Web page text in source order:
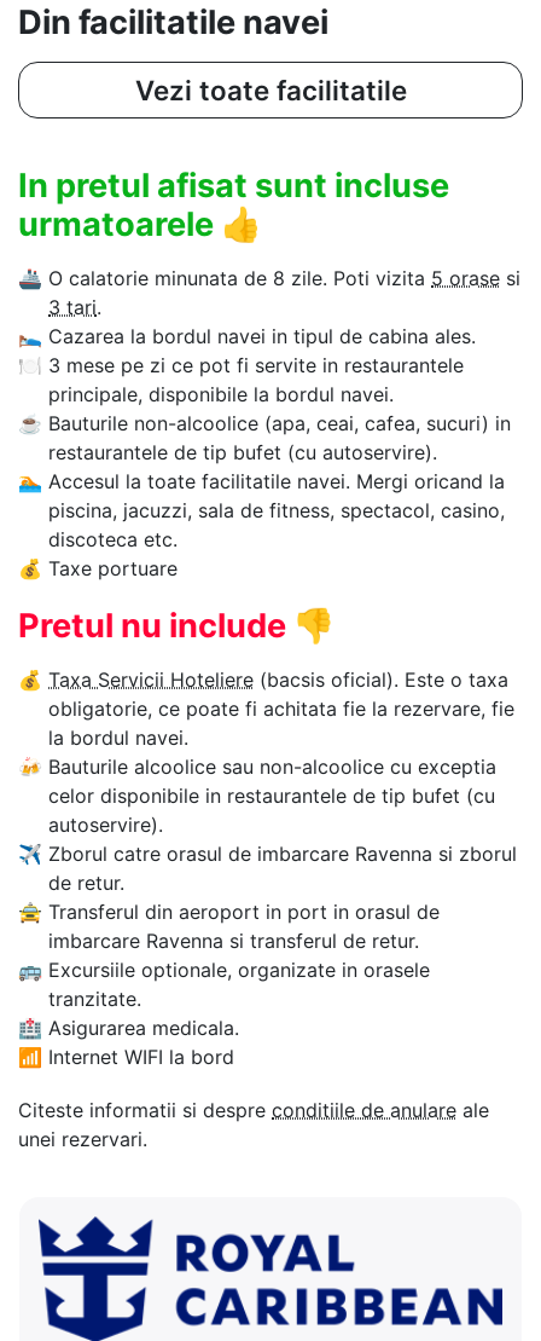
Din facilitatile navei
Vezi toate facilitatile
In pretul afisat sunt incluse
urmatoarele 👍
🚢 O calatorie minunata de 8 zile. Poti vizita 5 orase si
3 tari.
🛌 Cazarea la bordul navei in tipul de cabina ales.
🍽 3 mese pe zi ce pot fi servite in restaurantele
principale, disponibile la bordul navei.
☕ Bauturile non-alcoolice (apa, ceai, cafea, sucuri) in
restaurantele de tip bufet (cu autoservire).
🏊‍ Accesul la toate facilitatile navei. Mergi oricand la
piscina, jacuzzi, sala de fitness, spectacol, casino,
discoteca etc.
💰 Taxe portuare
Pretul nu include 👎
💰 Taxa Servicii Hoteliere (bacsis oficial). Este o taxa
obligatorie, ce poate fi achitata fie la rezervare, fie
la bordul navei.
🍻 Bauturile alcoolice sau non-alcoolice cu exceptia
celor disponibile in restaurantele de tip bufet (cu
autoservire).
✈ Zborul catre orasul de imbarcare Ravenna si zborul
de retur.
🚖 Transferul din aeroport in port in orasul de
imbarcare Ravenna si transferul de retur.
🚌 Excursiile optionale, organizate in orasele
tranzitate.
🏥 Asigurarea medicala.
📶 Internet WIFI la bord
Citeste informatii si despre conditiile de anulare ale
unei rezervari.